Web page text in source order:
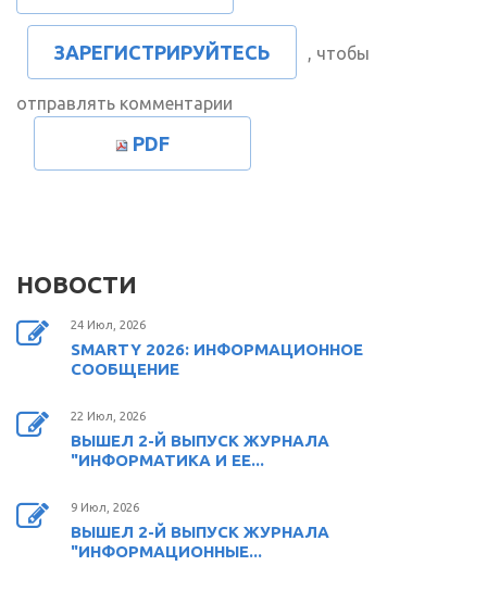
ЗАРЕГИСТРИРУЙТЕСЬ , чтобы
отправлять комментарии
PDF
НОВОСТИ
24 Июл, 2026
SMARTY 2026: ИНФОРМАЦИОННОЕ
СООБЩЕНИЕ
22 Июл, 2026
ВЫШЕЛ 2-Й ВЫПУСК ЖУРНАЛА
"ИНФОРМАТИКА И ЕЕ...
9 Июл, 2026
ВЫШЕЛ 2-Й ВЫПУСК ЖУРНАЛА
"ИНФОРМАЦИОННЫЕ...